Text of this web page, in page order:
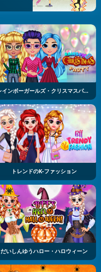
レインボーガールズ・クリスマスパーティー
トレンドのK-ファッション
だいしんゆうハロー・ハロウィーン